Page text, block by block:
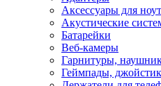
Аксессуары для
Акустические
Батарейки
Веб-камеры
Гарнитуры,
Геймпады,